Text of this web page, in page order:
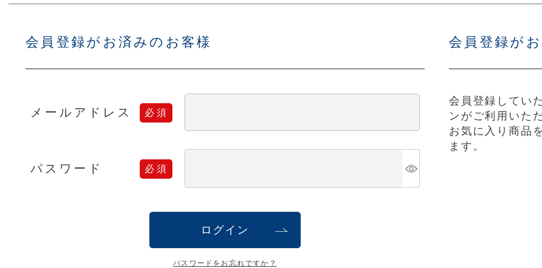
会員登録がお済みのお客様
メールアドレス
パスワード
ログイン
パスワードをお忘れですか？
会員登録が
会員登録してい
ンがご利用いた
お気に入り商品
ます。